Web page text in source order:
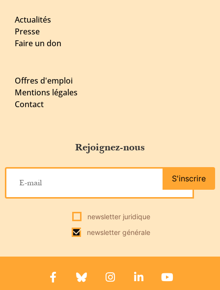
Actualités
Presse
Faire un don
Offres d'emploi
Mentions légales
Contact
Rejoignez-nous
newsletter juridique
newsletter générale
S'inscrire